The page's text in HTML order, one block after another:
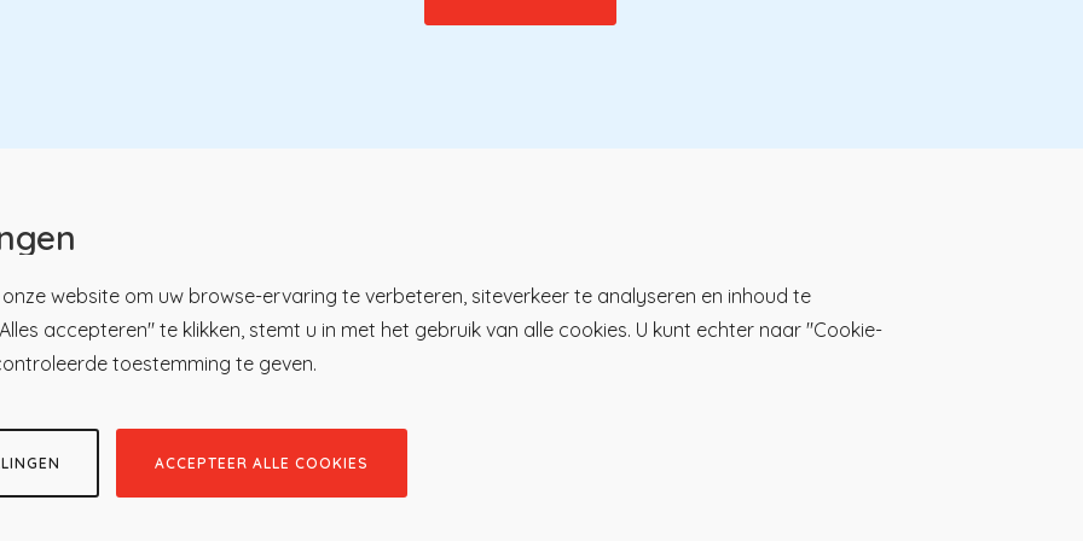
website om uw browse-ervaring te verbeteren, siteverkeer te analyseren en inhoud te
accepteren" te klikken, stemt u in met het gebruik van alle cookies. U kunt echter naar "Cookie-
toestemming te geven.
ACCEPTEER ALLE COOKIES
Over KP
Nieuws en praktijk